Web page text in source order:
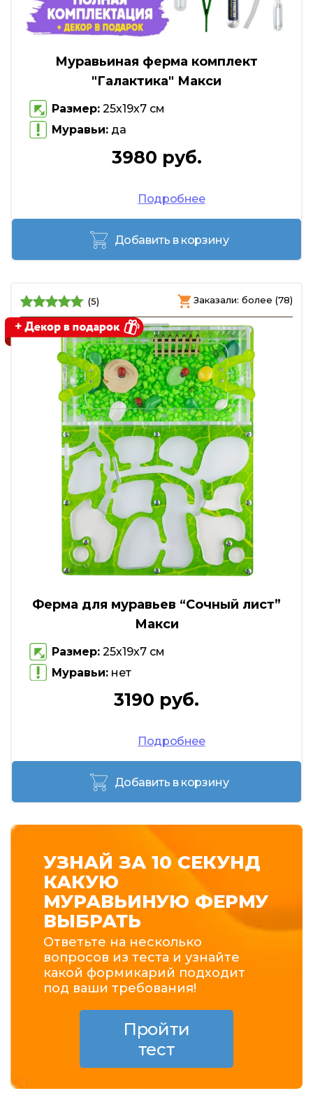
Муравьиная ферма комплект
"Галактика" Макси
Размер: 25х19х7 см
Муравьи: да
3980 руб.
Подробнее
Добавить в корзину
(5) Заказали: более (78)
Ферма для муравьев “Сочный лист”
Макси
Размер: 25х19х7 см
Муравьи: нет
3190 руб.
Подробнее
Добавить в корзину
УЗНАЙ ЗА 10 СЕКУНД
КАКУЮ
МУРАВЬИНУЮ ФЕРМУ
ВЫБРАТЬ
Ответьте на несколько
вопросов из теста и узнайте
какой формикарий подходит
под ваши требования!
Пройти
тест